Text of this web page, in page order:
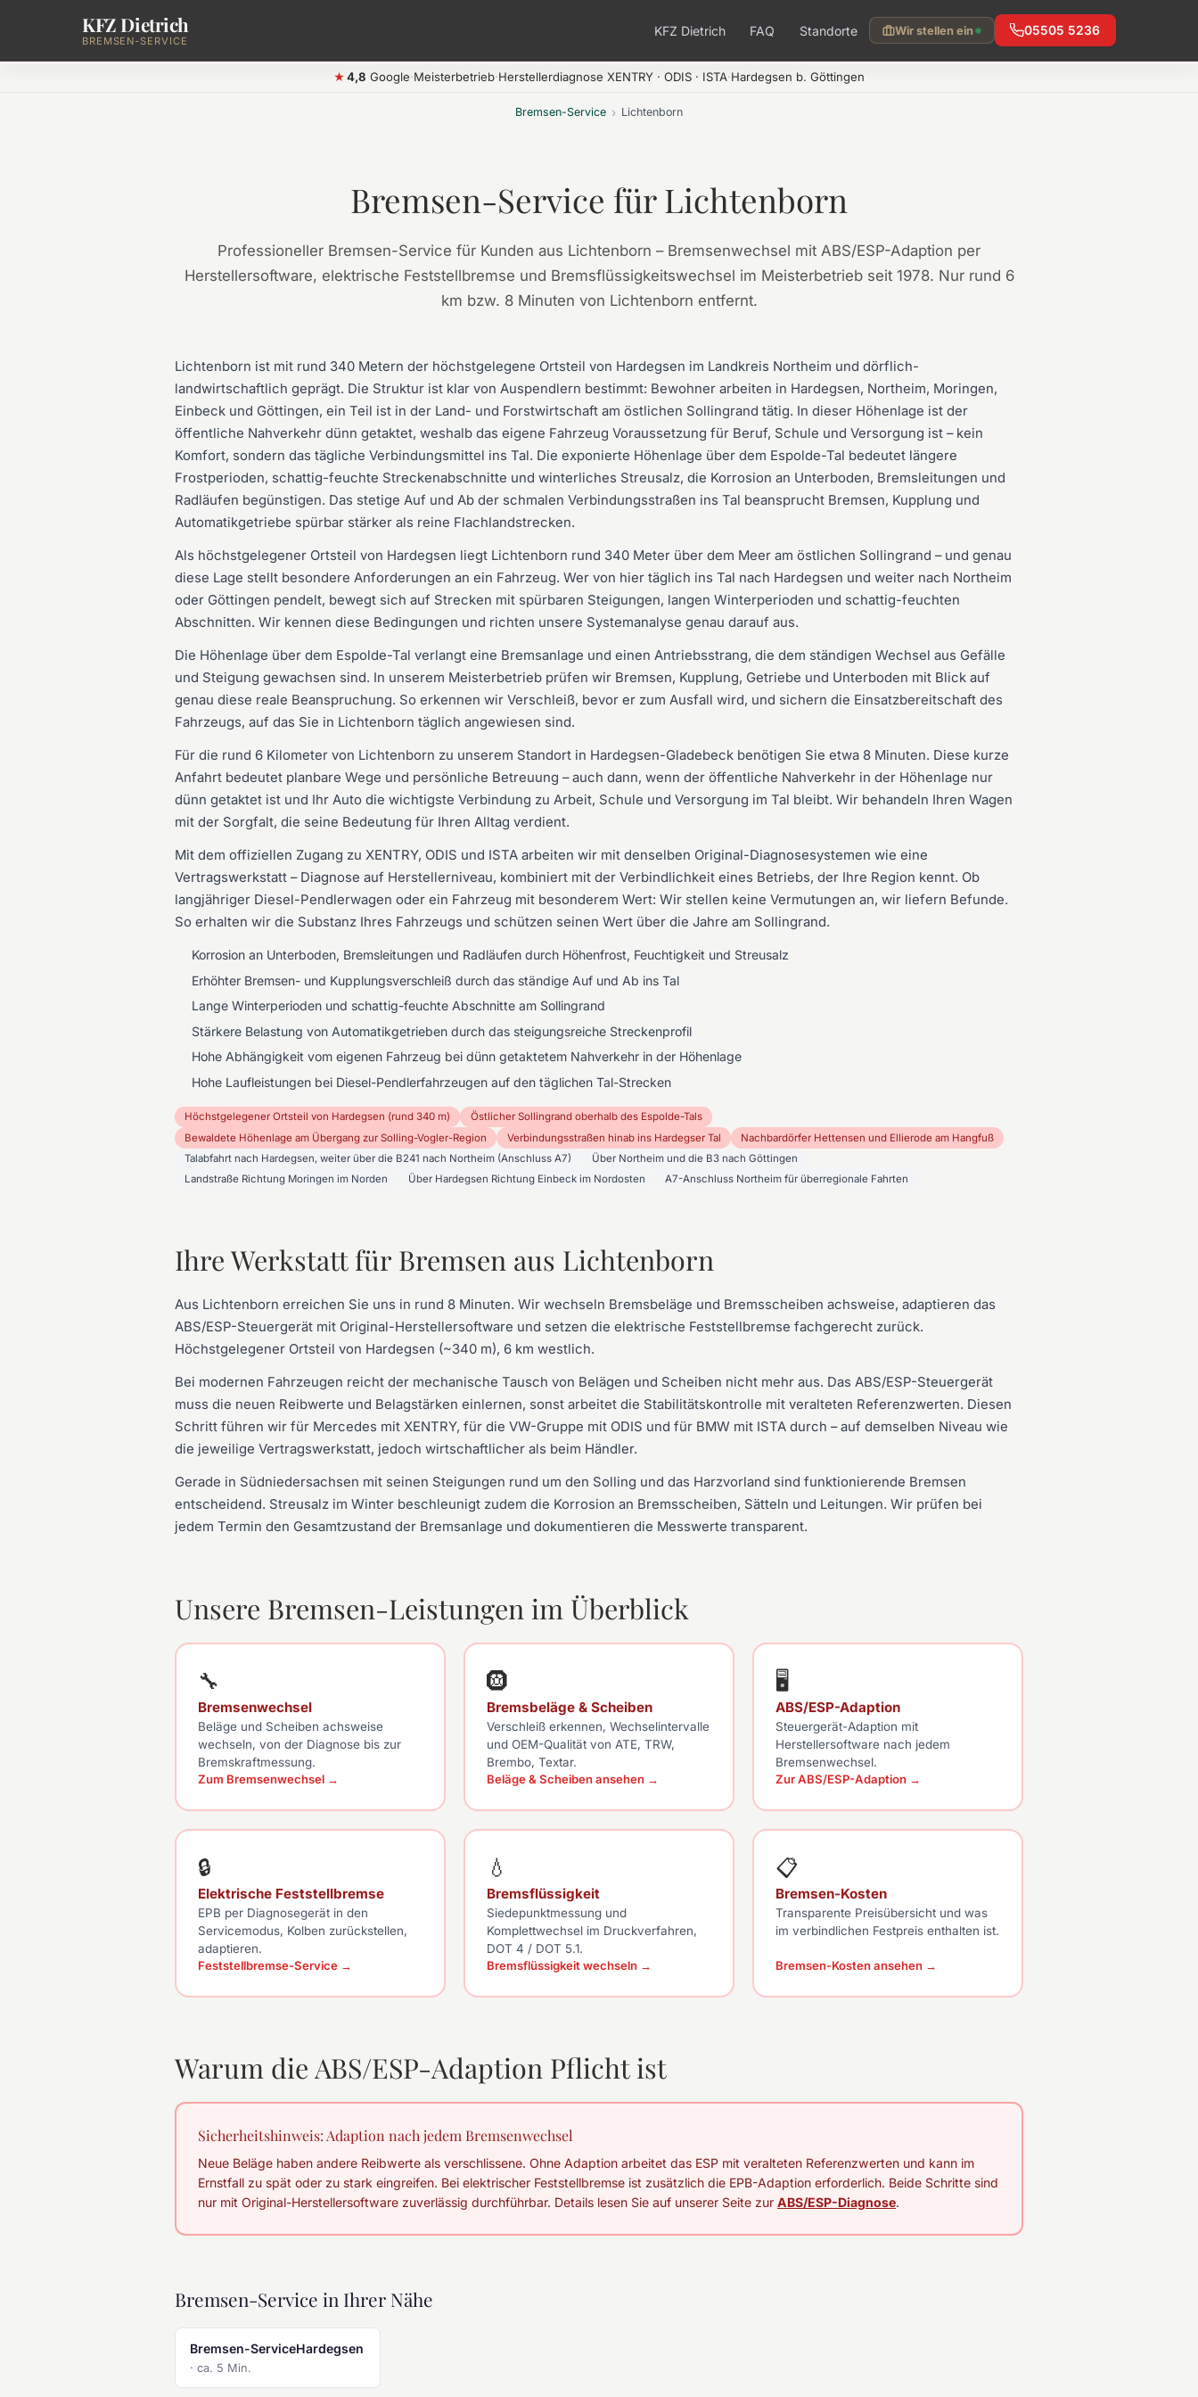
Zum Hauptinhalt springen
KFZ Dietrich
BREMSEN-SERVICE
KFZ Dietrich FAQ Standorte Wir stellen ein 05505 5236
★ 4,8 Google·Meisterbetrieb·Herstellerdiagnose XENTRY · ODIS · ISTA·Hardegsen b. Göttingen
Bremsen-Service › Lichtenborn
Bremsen-Service für Lichtenborn
Professioneller Bremsen-Service für Kunden aus Lichtenborn – Bremsenwechsel mit ABS/ESP-Adaption per
Herstellersoftware, elektrische Feststellbremse und Bremsflüssigkeitswechsel im Meisterbetrieb seit 1978. Nur rund 6
km bzw. 8 Minuten von Lichtenborn entfernt.
Lichtenborn ist mit rund 340 Metern der höchstgelegene Ortsteil von Hardegsen im Landkreis Northeim und dörflich-
landwirtschaftlich geprägt. Die Struktur ist klar von Auspendlern bestimmt: Bewohner arbeiten in Hardegsen, Northeim, Moringen,
Einbeck und Göttingen, ein Teil ist in der Land- und Forstwirtschaft am östlichen Sollingrand tätig. In dieser Höhenlage ist der
öffentliche Nahverkehr dünn getaktet, weshalb das eigene Fahrzeug Voraussetzung für Beruf, Schule und Versorgung ist – kein
Komfort, sondern das tägliche Verbindungsmittel ins Tal. Die exponierte Höhenlage über dem Espolde-Tal bedeutet längere
Frostperioden, schattig-feuchte Streckenabschnitte und winterliches Streusalz, die Korrosion an Unterboden, Bremsleitungen und
Radläufen begünstigen. Das stetige Auf und Ab der schmalen Verbindungsstraßen ins Tal beansprucht Bremsen, Kupplung und
Automatikgetriebe spürbar stärker als reine Flachlandstrecken.
Als höchstgelegener Ortsteil von Hardegsen liegt Lichtenborn rund 340 Meter über dem Meer am östlichen Sollingrand – und genau
diese Lage stellt besondere Anforderungen an ein Fahrzeug. Wer von hier täglich ins Tal nach Hardegsen und weiter nach Northeim
oder Göttingen pendelt, bewegt sich auf Strecken mit spürbaren Steigungen, langen Winterperioden und schattig-feuchten
Abschnitten. Wir kennen diese Bedingungen und richten unsere Systemanalyse genau darauf aus.
Die Höhenlage über dem Espolde-Tal verlangt eine Bremsanlage und einen Antriebsstrang, die dem ständigen Wechsel aus Gefälle
und Steigung gewachsen sind. In unserem Meisterbetrieb prüfen wir Bremsen, Kupplung, Getriebe und Unterboden mit Blick auf
genau diese reale Beanspruchung. So erkennen wir Verschleiß, bevor er zum Ausfall wird, und sichern die Einsatzbereitschaft des
Fahrzeugs, auf das Sie in Lichtenborn täglich angewiesen sind.
Für die rund 6 Kilometer von Lichtenborn zu unserem Standort in Hardegsen-Gladebeck benötigen Sie etwa 8 Minuten. Diese kurze
Anfahrt bedeutet planbare Wege und persönliche Betreuung – auch dann, wenn der öffentliche Nahverkehr in der Höhenlage nur
dünn getaktet ist und Ihr Auto die wichtigste Verbindung zu Arbeit, Schule und Versorgung im Tal bleibt. Wir behandeln Ihren Wagen
mit der Sorgfalt, die seine Bedeutung für Ihren Alltag verdient.
Mit dem offiziellen Zugang zu XENTRY, ODIS und ISTA arbeiten wir mit denselben Original-Diagnosesystemen wie eine
Vertragswerkstatt – Diagnose auf Herstellerniveau, kombiniert mit der Verbindlichkeit eines Betriebs, der Ihre Region kennt. Ob
langjähriger Diesel-Pendlerwagen oder ein Fahrzeug mit besonderem Wert: Wir stellen keine Vermutungen an, wir liefern Befunde.
So erhalten wir die Substanz Ihres Fahrzeugs und schützen seinen Wert über die Jahre am Sollingrand.
Korrosion an Unterboden, Bremsleitungen und Radläufen durch Höhenfrost, Feuchtigkeit und Streusalz
Erhöhter Bremsen- und Kupplungsverschleiß durch das ständige Auf und Ab ins Tal
Lange Winterperioden und schattig-feuchte Abschnitte am Sollingrand
Stärkere Belastung von Automatikgetrieben durch das steigungsreiche Streckenprofil
Hohe Abhängigkeit vom eigenen Fahrzeug bei dünn getaktetem Nahverkehr in der Höhenlage
Hohe Laufleistungen bei Diesel-Pendlerfahrzeugen auf den täglichen Tal-Strecken
Höchstgelegener Ortsteil von Hardegsen (rund 340 m)
Östlicher Sollingrand oberhalb des Espolde-Tals
Bewaldete Höhenlage am Übergang zur Solling-Vogler-Region
Verbindungsstraßen hinab ins Hardegser Tal
Nachbardörfer Hettensen und Ellierode am Hangfuß
Talabfahrt nach Hardegsen, weiter über die B241 nach Northeim (Anschluss A7)
Über Northeim und die B3 nach Göttingen
Landstraße Richtung Moringen im Norden
Über Hardegsen Richtung Einbeck im Nordosten A7-Anschluss Northeim für überregionale Fahrten
Ihre Werkstatt für Bremsen aus Lichtenborn
Aus Lichtenborn erreichen Sie uns in rund 8 Minuten. Wir wechseln Bremsbeläge und Bremsscheiben achsweise, adaptieren das
ABS/ESP-Steuergerät mit Original-Herstellersoftware und setzen die elektrische Feststellbremse fachgerecht zurück.
Höchstgelegener Ortsteil von Hardegsen (~340 m), 6 km westlich.
Bei modernen Fahrzeugen reicht der mechanische Tausch von Belägen und Scheiben nicht mehr aus. Das ABS/ESP-Steuergerät
muss die neuen Reibwerte und Belagstärken einlernen, sonst arbeitet die Stabilitätskontrolle mit veralteten Referenzwerten. Diesen
Schritt führen wir für Mercedes mit XENTRY, für die VW-Gruppe mit ODIS und für BMW mit ISTA durch – auf demselben Niveau wie
die jeweilige Vertragswerkstatt, jedoch wirtschaftlicher als beim Händler.
Gerade in Südniedersachsen mit seinen Steigungen rund um den Solling und das Harzvorland sind funktionierende Bremsen
entscheidend. Streusalz im Winter beschleunigt zudem die Korrosion an Bremsscheiben, Sätteln und Leitungen. Wir prüfen bei
jedem Termin den Gesamtzustand der Bremsanlage und dokumentieren die Messwerte transparent.
Unsere Bremsen-Leistungen im Überblick
🔧
Bremsenwechsel
Beläge und Scheiben achsweise
wechseln, von der Diagnose bis zur
Bremskraftmessung.
Zum Bremsenwechsel →
🛞
Bremsbeläge & Scheiben
Verschleiß erkennen, Wechselintervalle
und OEM-Qualität von ATE, TRW,
Brembo, Textar.
Beläge & Scheiben ansehen →
🖥
ABS/ESP-Adaption
Steuergerät-Adaption mit
Herstellersoftware nach jedem
Bremsenwechsel.
Zur ABS/ESP-Adaption →
🔒
Elektrische Feststellbremse
EPB per Diagnosegerät in den
Servicemodus, Kolben zurückstellen,
adaptieren.
Feststellbremse-Service →
💧
Bremsflüssigkeit
Siedepunktmessung und
Komplettwechsel im Druckverfahren,
DOT 4 / DOT 5.1.
Bremsflüssigkeit wechseln →
📋
Bremsen-Kosten
Transparente Preisübersicht und was
im verbindlichen Festpreis enthalten ist.
Bremsen-Kosten ansehen →
Warum die ABS/ESP-Adaption Pflicht ist
Sicherheitshinweis: Adaption nach jedem Bremsenwechsel
Neue Beläge haben andere Reibwerte als verschlissene. Ohne Adaption arbeitet das ESP mit veralteten Referenzwerten und kann im
Ernstfall zu spät oder zu stark eingreifen. Bei elektrischer Feststellbremse ist zusätzlich die EPB-Adaption erforderlich. Beide Schritte sind
nur mit Original-Herstellersoftware zuverlässig durchführbar. Details lesen Sie auf unserer Seite zur ABS/ESP-Diagnose.
Bremsen-Service in Ihrer Nähe
Bremsen-ServiceHardegsen
· ca. 5 Min.